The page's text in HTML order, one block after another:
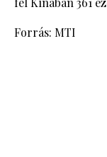
Forrás: MTI